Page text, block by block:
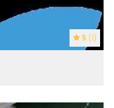
5 (1)